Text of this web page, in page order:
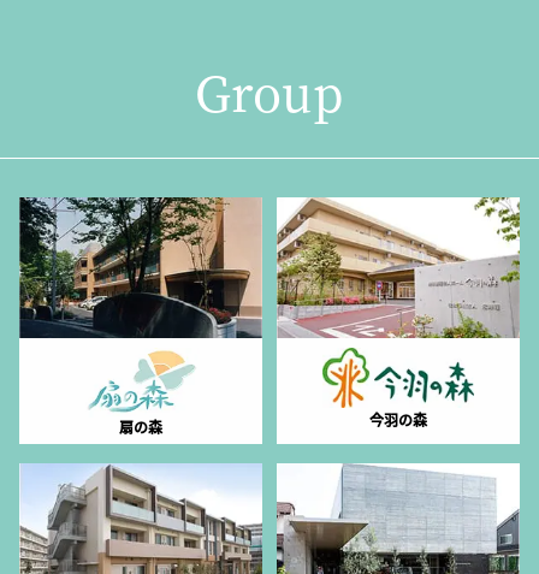
Group
扇の森 今羽の森